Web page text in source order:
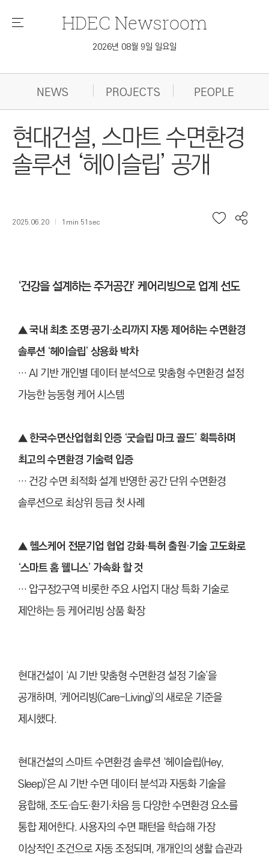
메
HDEC Newsroom
2026년 08월 9일 일요일
NEWS PROJECTS PEOPLE
현대건설, 스마트 수면환경
솔루션 ‘헤이슬립’ 공개
2025.06.20 1min 51sec
‘건강을 설계하는 주거공간’ 케어리빙으로 업계 선도
▲ 국내 최초 조명·공기·소리까지 자동 제어하는 수면환경
솔루션 ‘헤이슬립’ 상용화 박차
… AI 기반 개인별 데이터 분석으로 맞춤형 수면환경 설정
가능한 능동형 케어 시스템
▲한국수면산업협회 인증 ‘굿슬립 마크 골드’ 획득하며
최고의 수면환경 기술력 입증
… 건강 수면 최적화 설계 반영한 공간 단위 수면환경
솔루션으로 최상위 등급 첫 사례
▲헬스케어 전문기업 협업 강화·특허 출원·기술 고도화로
‘스마트 홈 웰니스’ 가속화 할 것
… 압구정2구역 비롯한 주요 사업지 대상 특화 기술로
제안하는 등 케어리빙 상품 확장
현대건설이 ‘AI 기반 맞춤형 수면환경 설정 기술’을
공개하며, ‘케어리빙(Care-Living)’의 새로운 기준을
제시했다.
현대건설의 스마트 수면환경 솔루션 ‘헤이슬립(Hey,
Sleep)’은 AI 기반 수면 데이터 분석과 자동화 기술을
융합해, 조도·습도·환기·차음 등 다양한 수면환경 요소를
통합 제어한다. 사용자의 수면 패턴을 학습해 가장
이상적인 조건으로 자동 조정되며, 개개인의 생활 습관과